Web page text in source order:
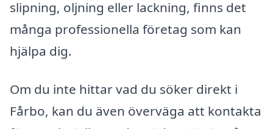
slipning, oljning eller lackning, finns det
många professionella företag som kan
hjälpa dig.
Om du inte hittar vad du söker direkt i
Fårbo, kan du även överväga att kontakta